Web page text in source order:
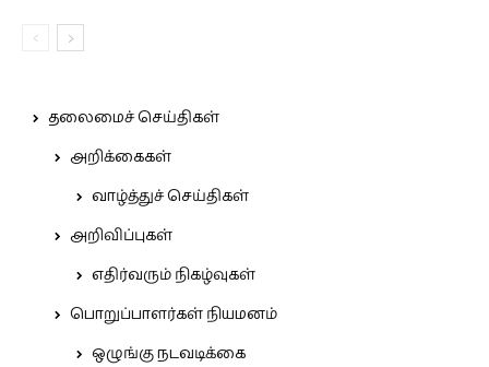
தலைமைச் செய்திகள்
அறிக்கைகள்
வாழ்த்துச் செய்திகள்
அறிவிப்புகள்
எதிர்வரும் நிகழ்வுகள்
பொறுப்பாளர்கள் நியமனம்
ஒழுங்கு நடவடிக்கை